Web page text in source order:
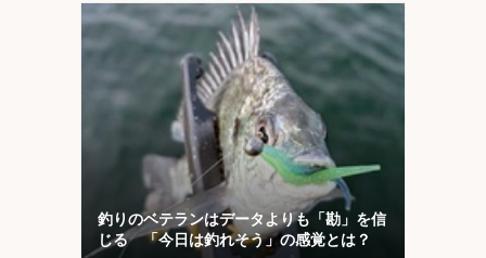
釣りのベテランはデータよりも「勘」を信
じる 「今日は釣れそう」の感覚とは？